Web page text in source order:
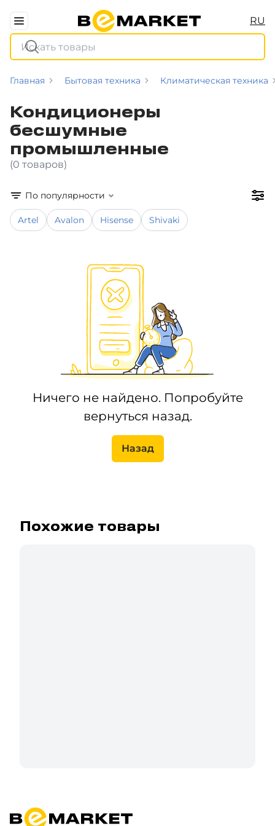
RU
Главная Бытовая техника Климатическая техника
Кондиционеры
бесшумные
промышленные
(0 товаров)
По популярности
Artel Avalon Hisense Shivaki
Ничего не найдено. Попробуйте
вернуться назад.
Назад
Похожие товары